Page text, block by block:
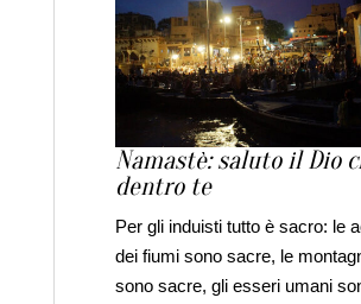
Namastè: saluto il Dio
dentro te
Per gli induisti tutto è sacro: le
dei fiumi sono sacre, le
sono sacre, gli esseri umani